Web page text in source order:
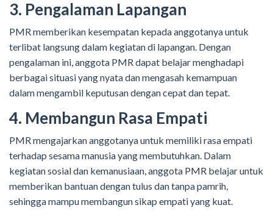
3. Pengalaman Lapangan
PMR memberikan kesempatan kepada anggotanya untuk
terlibat langsung dalam kegiatan di lapangan. Dengan
pengalaman ini, anggota PMR dapat belajar menghadapi
berbagai situasi yang nyata dan mengasah kemampuan
dalam mengambil keputusan dengan cepat dan tepat.
4. Membangun Rasa Empati
PMR mengajarkan anggotanya untuk memiliki rasa empati
terhadap sesama manusia yang membutuhkan. Dalam
kegiatan sosial dan kemanusiaan, anggota PMR belajar untuk
memberikan bantuan dengan tulus dan tanpa pamrih,
sehingga mampu membangun sikap empati yang kuat.